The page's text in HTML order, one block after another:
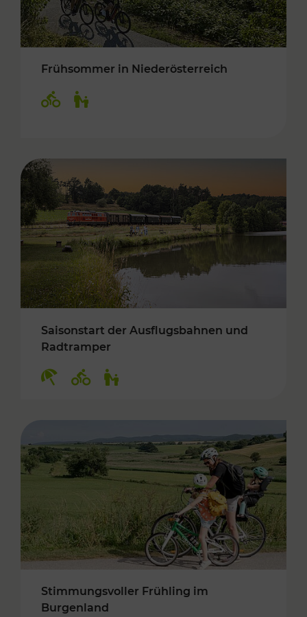
Frühsommer in Niederösterreich
Saisonstart der Ausflugsbahnen und
Radtramper
Stimmungsvoller Frühling im
Burgenland